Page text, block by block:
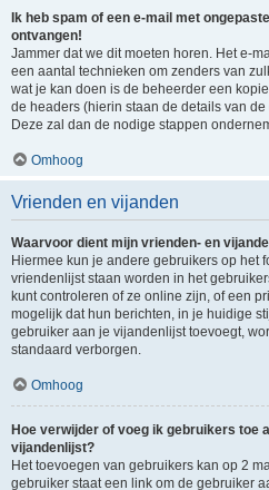
Ik heb spam of een e-mail met
ontvangen!
Jammer dat we dit moeten horen. Het e-
een aantal technieken om zenders van
wat je kan doen is de beheerder een
de headers (hierin staan de details van
Deze zal dan de nodige stappen
Omhoog
Vrienden en vijanden
Waarvoor dient mijn vrienden- en
Hiermee kun je andere gebruikers op het
vriendenlijst staan worden in het
kunt controleren of ze online zijn, of een
mogelijk dat hun berichten, in je huidige
gebruiker aan je vijandenlijst toevoegt,
standaard verborgen.
Omhoog
Hoe verwijder of voeg ik gebruikers toe
vijandenlijst?
Het toevoegen van gebruikers kan op 2
gebruiker staat een link om de gebruiker